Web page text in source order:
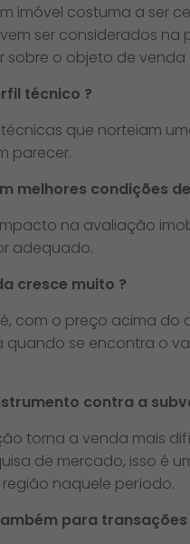
imóvel costuma a ser
ser considerados
sobre o objeto de
técnico ?​
que norteiam
parecer.
melhores condições
na avaliação
adequado.
cresce muito ?​
com o preço acima
se encontra o
contra a
torna a venda mais
de mercado, isso é
naquele período.
para